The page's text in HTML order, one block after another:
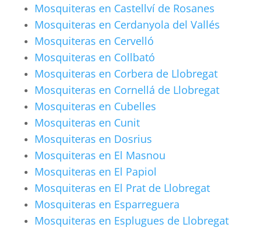
Mosquiteras en Castellví de Rosanes
Mosquiteras en Cerdanyola del Vallés
Mosquiteras en Cervelló
Mosquiteras en Collbató
Mosquiteras en Corbera de Llobregat
Mosquiteras en Cornellá de Llobregat
Mosquiteras en Cubelles
Mosquiteras en Cunit
Mosquiteras en Dosrius
Mosquiteras en El Masnou
Mosquiteras en El Papiol
Mosquiteras en El Prat de Llobregat
Mosquiteras en Esparreguera
Mosquiteras en Esplugues de Llobregat